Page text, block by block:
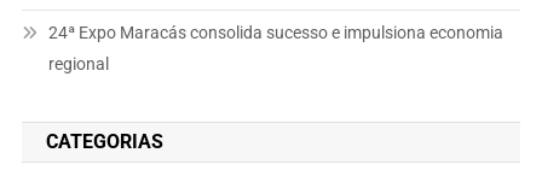
24ª Expo Maracás consolida sucesso e impulsiona economia
regional
CATEGORIAS